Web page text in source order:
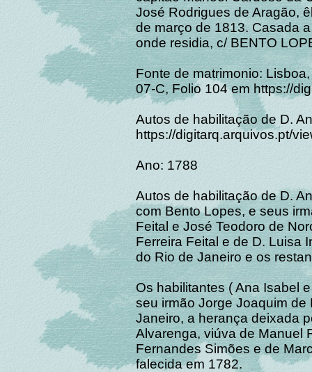
José Rodrigues de Aragão,
de março de 1813. Casada
onde residia, c/ BENTO
Fonte de matrimonio:
07-C, Folio 104 em https://
Autos de habilitação de D.
https://digitarq.arquivos.pt/
Ano: 1788
Autos de habilitação de D.
com Bento Lopes, e seus
Feital e José Teodoro de
Ferreira Feital e de D. Luisa
do Rio de Janeiro e os
Os habilitantes ( Ana Isabel
seu irmão Jorge Joaquim
Janeiro, a herança deixada
Alvarenga, viúva de Manuel
Fernandes Simões e de
falecida em 1782.